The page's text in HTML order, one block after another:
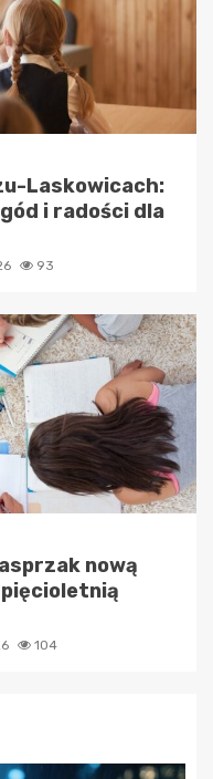
Laskowicach:
i radości dla
93
nową
pięcioletnią
104